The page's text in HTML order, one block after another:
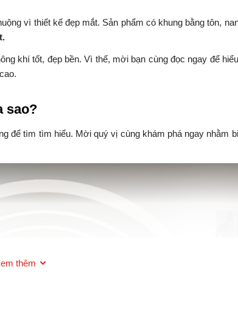
vì thiết kế đẹp mắt. Sản phẩm có khung bằng tôn,
khí tốt, đẹp bền. Vì thế, mời bạn cùng đọc ngay để
sao?
để tìm tìm hiểu. Mời quý vị cùng khám phá ngay nhằm
thêm